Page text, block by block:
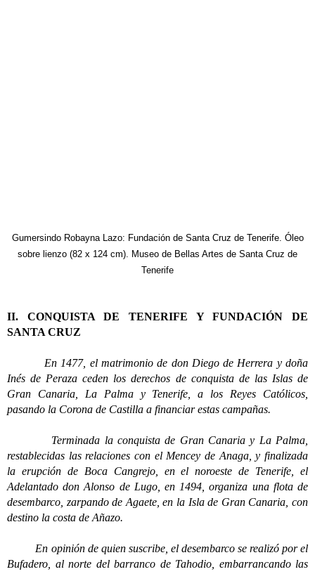
Gumersindo Robayna Lazo: Fundación de Santa Cruz de Tenerife. Óleo
sobre lienzo (82 x 124 cm). Museo de Bellas Artes de Santa Cruz de
Tenerife
II. CONQUISTA DE TENERIFE Y FUNDACIÓN DE
SANTA CRUZ
En 1477, el matrimonio de don Diego de Herrera y doña
Inés de Peraza ceden los derechos de conquista de las Islas de
Gran Canaria, La Palma y Tenerife, a los Reyes Católicos,
pasando la Corona de Castilla a financiar estas campañas.
Terminada la conquista de Gran Canaria y La Palma,
restablecidas las relaciones con el Mencey de Anaga, y finalizada
la erupción de Boca Cangrejo, en el noroeste de Tenerife, el
Adelantado don Alonso de Lugo, en 1494, organiza una flota de
desembarco, zarpando de Agaete, en la Isla de Gran Canaria, con
destino la costa de Añazo.
En opinión de quien suscribe, el desembarco se realizó por el
Bufadero, al norte del barranco de Tahodio, embarrancando las